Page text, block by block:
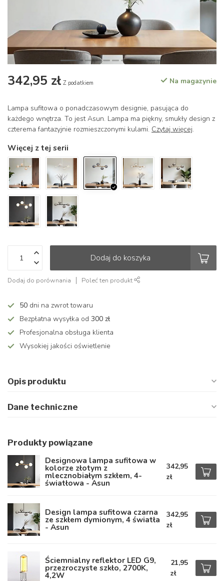
342,95 zł Z podatkiem Na magazynie
Lampa sufitowa o ponadczasowym designie, pasująca do
każdego wnętrza. To jest Asun. Lampa ma piękny, smukły design z
czterema fantazyjnie rozmieszczonymi kulami. Czytaj więcej.
Więcej z tej serii
Dodaj do koszyka
Dodaj do porównania Poleć ten produkt
50 dni na zwrot towaru
Bezpłatna wysyłka od 300 zł
Profesjonalna obsługa klienta
Wysokiej jakości oświetlenie
Opis produktu
Dane techniczne
Produkty powiązane
Designowa lampa sufitowa w
kolorze złotym z
mlecznobiałym szkłem, 4-
światłowa - Asun
342,95
zł
Design lampa sufitowa czarna
ze szkłem dymionym, 4 światła
- Asun
342,95
zł
Ściemnialny reflektor LED G9,
przezroczyste szkło, 2700K,
4,2W
21,95
zł